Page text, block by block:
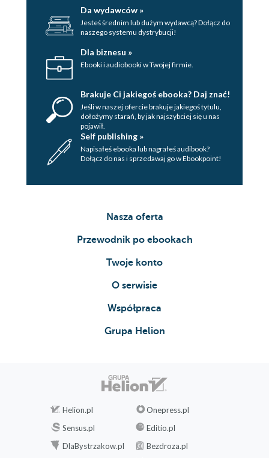
Da wydawców »
Jesteś średnim lub dużym wydawcą? Dołącz do
naszego systemu dystrybucji!
Dla biznesu »
Ebooki i audiobooki w Twojej firmie.
Brakuje Ci jakiegoś ebooka? Daj znać!
Jeśli w naszej ofercie brakuje jakiegoś tytulu,
dołożymy starań, by jak najszybciej się u nas
pojawił.
Self publishing »
Napisałeś ebooka lub nagrałeś audibook?
Dołącz do nas i sprzedawaj go w Ebookpoint!
Nasza oferta
Przewodnik po ebookach
Twoje konto
O serwisie
Współpraca
Grupa Helion
Helion.pl
Onepress.pl
Sensus.pl
Editio.pl
DlaBystrzakow.pl
Bezdroza.pl